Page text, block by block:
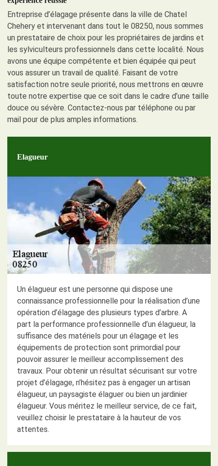
Entreprise d’élagage présente dans la ville de Chatel
Chehery et intervenant dans tout le 08250, nous sommes
un prestataire de choix pour les propriétaires de jardins et
les sylviculteurs professionnels dans cette localité. Nous
avons une équipe compétente et bien équipée qui peut
vous assurer un travail de qualité. Faisant de votre
satisfaction notre seule priorité, nous mettrons en œuvre
toute notre expertise que ce soit dans le cadre d’une taille
douce ou sévère. Contactez-nous par téléphone ou par
mail pour de plus amples informations.
Elagueur
Un élagueur est une personne qui dispose une
connaissance professionnelle pour la réalisation d’une
opération d’élagage des plusieurs types d’arbre. A
part la performance professionnelle d’un élagueur, la
suffisance des matériels pour un élagage et les
équipements de protection sont primordial pour
pouvoir assurer le meilleur accomplissement des
travaux. Pour obtenir un résultat sécurisant sur votre
projet d’élagage, n’hésitez pas à engager un artisan
élagueur, un paysagiste élaguer ou bien un jardinier
élagueur. Vous méritez le meilleur service, de ce fait,
veuillez choisir le prestataire à la hauteur de vos
attentes.